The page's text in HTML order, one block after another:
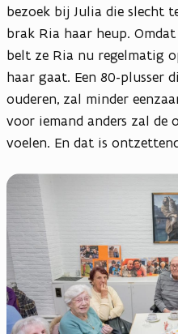
bezoek bij Julia die slecht
brak Ria haar heup.
belt ze Ria nu regelmatig
haar gaat. Een 80-plusser
ouderen, zal minder
voor iemand anders zal
voelen. En dat is